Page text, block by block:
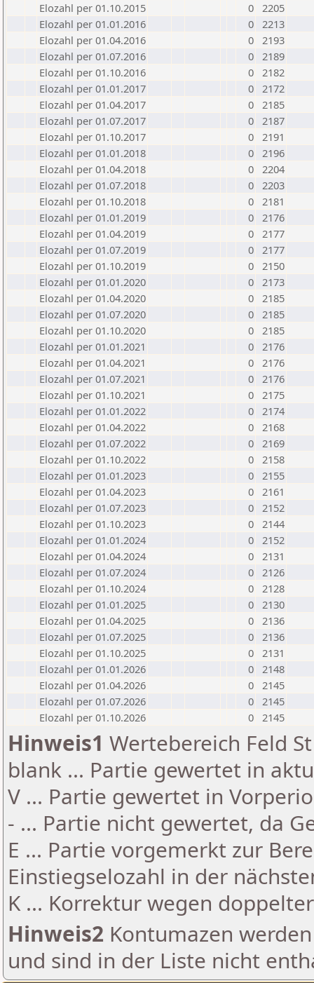
Elozahl per 01.10.2015
0 2205
Elozahl per 01.01.2016
0 2213
Elozahl per 01.04.2016
0 2193
Elozahl per 01.07.2016
0 2189
Elozahl per 01.10.2016
0 2182
Elozahl per 01.01.2017
0 2172
Elozahl per 01.04.2017
0 2185
Elozahl per 01.07.2017
0 2187
Elozahl per 01.10.2017
0 2191
Elozahl per 01.01.2018
0 2196
Elozahl per 01.04.2018
0 2204
Elozahl per 01.07.2018
0 2203
Elozahl per 01.10.2018
0 2181
Elozahl per 01.01.2019
0 2176
Elozahl per 01.04.2019
0 2177
Elozahl per 01.07.2019
0 2177
Elozahl per 01.10.2019
0 2150
Elozahl per 01.01.2020
0 2173
Elozahl per 01.04.2020
0 2185
Elozahl per 01.07.2020
0 2185
Elozahl per 01.10.2020
0 2185
Elozahl per 01.01.2021
0 2176
Elozahl per 01.04.2021
0 2176
Elozahl per 01.07.2021
0 2176
Elozahl per 01.10.2021
0 2175
Elozahl per 01.01.2022
0 2174
Elozahl per 01.04.2022
0 2168
Elozahl per 01.07.2022
0 2169
Elozahl per 01.10.2022
0 2158
Elozahl per 01.01.2023
0 2155
Elozahl per 01.04.2023
0 2161
Elozahl per 01.07.2023
0 2152
Elozahl per 01.10.2023
0 2144
Elozahl per 01.01.2024
0 2152
Elozahl per 01.04.2024
0 2131
Elozahl per 01.07.2024
0 2126
Elozahl per 01.10.2024
0 2128
Elozahl per 01.01.2025
0 2130
Elozahl per 01.04.2025
0 2136
Elozahl per 01.07.2025
0 2136
Elozahl per 01.10.2025
0 2131
Elozahl per 01.01.2026
0 2148
Elozahl per 01.04.2026
0 2145
Elozahl per 01.07.2026
0 2145
Elozahl per 01.10.2026
0 2145
Hinweis1 Wertebereich Feld
blank ... Partie gewertet in
V ... Partie gewertet in
- ... Partie nicht gewertet, da
E ... Partie vorgemerkt zur
Einstiegselozahl in der
K ... Korrektur wegen
Hinweis2 Kontumazen
und sind in der Liste nicht